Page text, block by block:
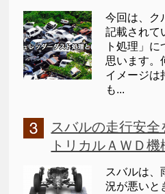
今回は、ク
記載されて
ト処理」
思います。
イメージは
も...
スバルの走行安全
トリカルＡＷＤ
スバルは、
況が悪いと